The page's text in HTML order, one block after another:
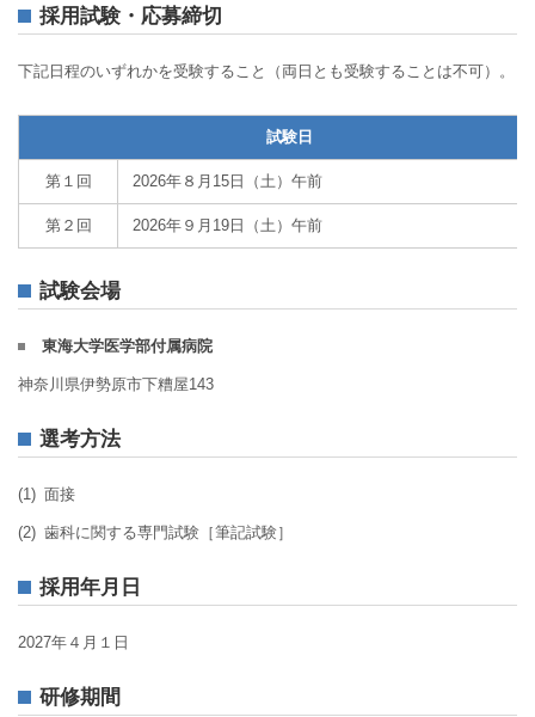
採用試験・応募締切
下記日程のいずれかを受験すること（両日とも受験することは不可）。
試験日
第１回 2026年８月15日（土）午前
第２回 2026年９月19日（土）午前
試験会場
東海大学医学部付属病院
神奈川県伊勢原市下糟屋143
選考方法
(1) 面接
(2) 歯科に関する専門試験［筆記試験］
採用年月日
2027年４月１日
研修期間